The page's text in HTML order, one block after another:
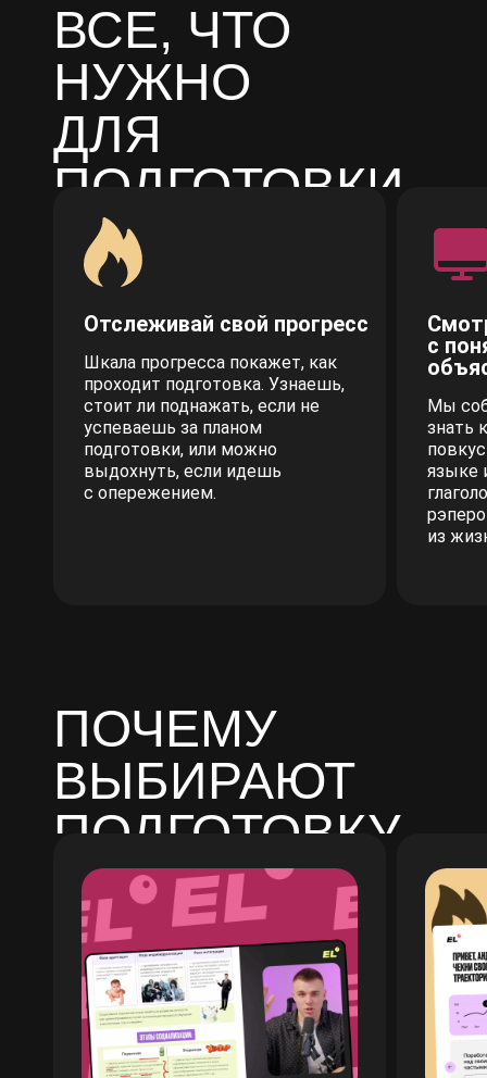
ВСЕ, ЧТО
НУЖНО
ДЛЯ
ПОДГОТОВКИ
НА 80+
БАЛЛОВ
Отслеживай свой прогресс
Шкала прогресса покажет, как
проходит подготовка. Узнаешь,
стоит ли поднажать, если не
успеваешь за планом
подготовки, или можно
выдохнуть, если идешь
с опережением.
с
Мы
знать
языке
из
ПОЧЕМУ
ВЫБИРАЮТ
ПОДГОТОВКУ
С ЕГЭLAND